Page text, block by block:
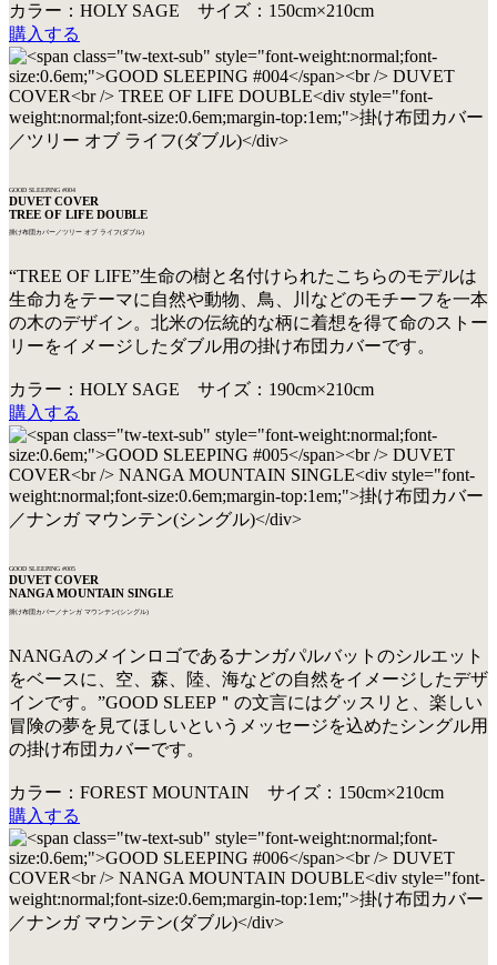
カラー：HOLY SAGE サイズ：150cm×210cm
購入する
GOOD SLEEPING #004
DUVET COVER
TREE OF LIFE DOUBLE
掛け布団カバー／ツリー オブ ライフ(ダブル)
“TREE OF LIFE”生命の樹と名付けられたこちらのモデルは
生命力をテーマに自然や動物、鳥、川などのモチーフを一本
の木のデザイン。北米の伝統的な柄に着想を得て命のストー
リーをイメージしたダブル用の掛け布団カバーです。
カラー：HOLY SAGE サイズ：190cm×210cm
購入する
GOOD SLEEPING #005
DUVET COVER
NANGA MOUNTAIN SINGLE
掛け布団カバー／ナンガ マウンテン(シングル)
NANGAのメインロゴであるナンガパルバットのシルエット
をベースに、空、森、陸、海などの自然をイメージしたデザ
インです。”GOOD SLEEP＂の文言にはグッスリと、楽しい
冒険の夢を見てほしいというメッセージを込めたシングル用
の掛け布団カバーです。
カラー：FOREST MOUNTAIN サイズ：150cm×210cm
購入する